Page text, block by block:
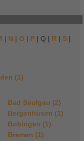
| N | O | P | Q | R | S |
(1)
Bad Saulgau (2)
Bergenhusen (1)
Bobingen (1)
Bremen (1)